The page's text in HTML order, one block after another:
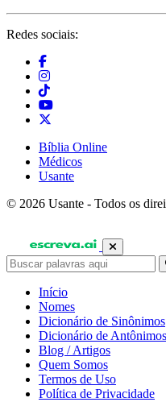
Redes sociais:
Bíblia Online
Médicos
Usante
© 2026 Usante - Todos os
Início
Nomes
Dicionário de Sinônimos
Dicionário de Antônimos
Blog / Artigos
Quem Somos
Termos de Uso
Política de Privacidade